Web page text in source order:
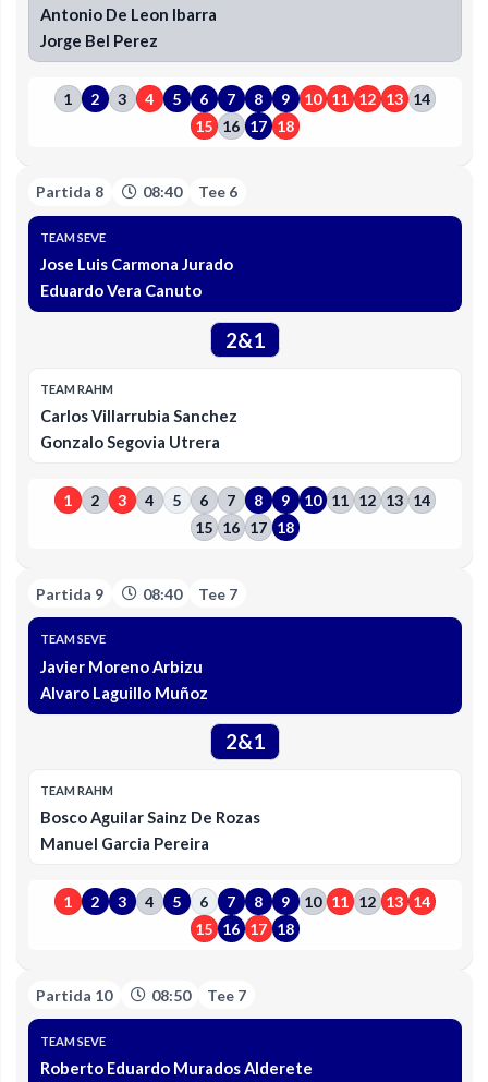
Antonio De Leon Ibarra
Jorge Bel Perez
1 2 3 4 5 6 7 8 9 10 11 12 13 14
15 16 17 18
Partida 8 08:40 Tee 6
TEAM SEVE
Jose Luis Carmona Jurado
Eduardo Vera Canuto
2&1
TEAM RAHM
Carlos Villarrubia Sanchez
Gonzalo Segovia Utrera
1 2 3 4 5 6 7 8 9 10 11 12 13 14
15 16 17 18
Partida 9 08:40 Tee 7
TEAM SEVE
Javier Moreno Arbizu
Alvaro Laguillo Muñoz
2&1
TEAM RAHM
Bosco Aguilar Sainz De Rozas
Manuel Garcia Pereira
1 2 3 4 5 6 7 8 9 10 11 12 13 14
15 16 17 18
Partida 10 08:50 Tee 7
TEAM SEVE
Roberto Eduardo Murados Alderete